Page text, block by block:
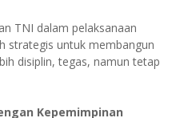
TNI dalam pelaksanaan
strategis untuk membangun
disiplin, tegas, namun tetap
Kepemimpinan